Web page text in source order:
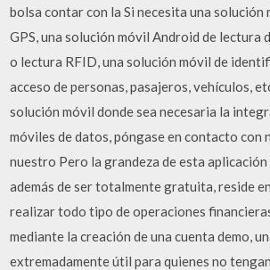
bolsa contar con la Si necesita una
GPS, una solución móvil Android de lectura
o lectura RFID, una solución móvil de
acceso de personas, pasajeros, vehículos,
solución móvil donde sea necesaria la
móviles de datos, póngase en contacto con
nuestro Pero la grandeza de esta aplicación
además de ser totalmente gratuita, reside
realizar todo tipo de operaciones
mediante la creación de una cuenta demo,
extremadamente útil para quienes no